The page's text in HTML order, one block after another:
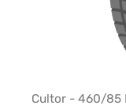
Cultor - 460/85